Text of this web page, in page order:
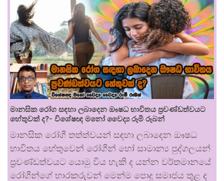
මානසික රෝග සඳහා ලබාදෙන ඖෂධ භාවිතය ප්‍රචණ්ඩත්වයට
හේතුවක් ද?- විශේෂඥ මනෝ වෛද්‍ය රූමි රූබන්
මානසික රෝගී තත්ත්වයන් සඳහා ලබාදෙන ඖෂධ
භාවිතය හේතුවෙන් රෝගීන් හෝ සාමාන්‍ය පුද්ගලයන්
ප්‍රචණ්ඩත්වයට යොමු විය හැකි ද යන්න වර්තමානයේ
රෝගීන්ගේ භාරකරුවන් මෙන්ම පොදු සමාජය තුළ ද